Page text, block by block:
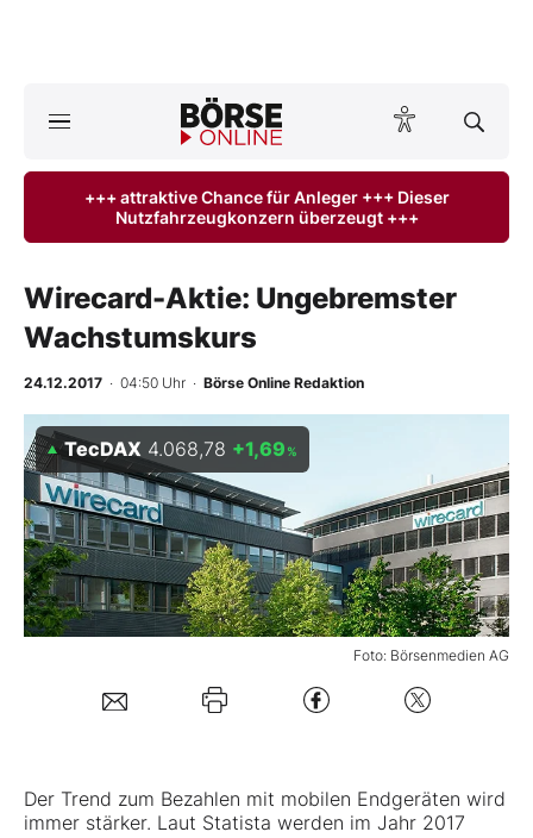
ktuelle Ausgabe BÖRSE ONLINE lesen
Anlageprodukte
Finanz-Check
BO-Musterdepots
Experten
Mein B:O
Kontakt
+++ attraktive Chance für Anleger +++ Dieser
Nutzfahrzeugkonzern überzeugt +++
Wirecard-Aktie: Ungebremster
Wachstumskurs
24.12.2017 · 04:50 Uhr · Börse Online Redaktion
Foto: Börsenmedien AG
TecDAX 4.068,78 +1,69 %
Der Trend zum Bezahlen mit mobilen Endgeräten wird
immer stärker. Laut Statista werden im Jahr 2017